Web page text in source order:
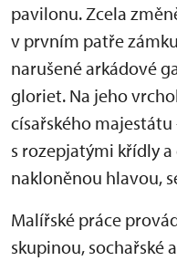
pavilonu. Zcela
v prvním patře
narušené arkádové
gloriet. Na jeho
císařského
s rozepjatými křídly
nakloněnou hlavou,
Malířské práce
skupinou, sochařské